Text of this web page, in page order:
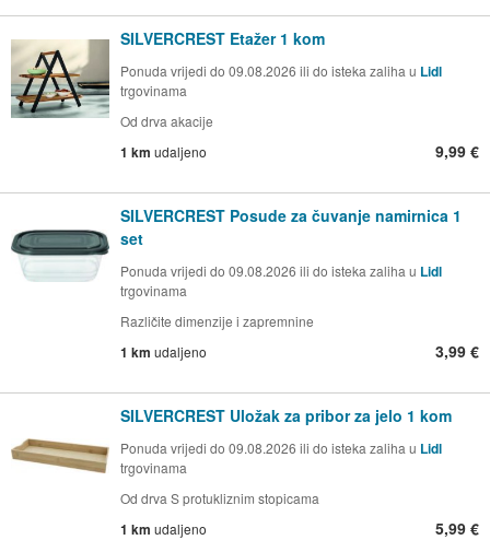
SILVERCREST Etažer 1 kom
Ponuda vrijedi do 09.08.2026 ili do isteka zaliha u Lidl
trgovinama
Od drva akacije
1 km udaljeno 9,99 €
SILVERCREST Posude za čuvanje namirnica 1
set
Ponuda vrijedi do 09.08.2026 ili do isteka zaliha u Lidl
trgovinama
Različite dimenzije i zapremnine
1 km udaljeno 3,99 €
SILVERCREST Uložak za pribor za jelo 1 kom
Ponuda vrijedi do 09.08.2026 ili do isteka zaliha u Lidl
trgovinama
Od drva S protukliznim stopicama
1 km udaljeno 5,99 €